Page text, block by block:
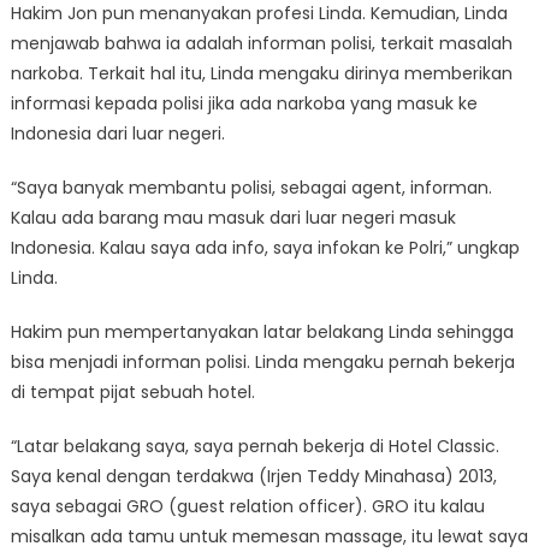
Hakim Jon pun menanyakan profesi Linda. Kemudian, Linda
menjawab bahwa ia adalah informan polisi, terkait masalah
narkoba. Terkait hal itu, Linda mengaku dirinya memberikan
informasi kepada polisi jika ada narkoba yang masuk ke
Indonesia dari luar negeri.
“Saya banyak membantu polisi, sebagai agent, informan.
Kalau ada barang mau masuk dari luar negeri masuk
Indonesia. Kalau saya ada info, saya infokan ke Polri,” ungkap
Linda.
Hakim pun mempertanyakan latar belakang Linda sehingga
bisa menjadi informan polisi. Linda mengaku pernah bekerja
di tempat pijat sebuah hotel.
“Latar belakang saya, saya pernah bekerja di Hotel Classic.
Saya kenal dengan terdakwa (Irjen Teddy Minahasa) 2013,
saya sebagai GRO (guest relation officer). GRO itu kalau
misalkan ada tamu untuk memesan massage, itu lewat saya